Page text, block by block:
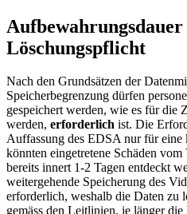
Aufbewahrungsdauer
Löschungspflicht
Nach den Grundsätzen der
Speicherbegrenzung dürfen
gespeichert werden, wie es für die
werden, erforderlich ist. Die
Auffassung des EDSA nur für eine
könnten eingetretene Schäden
bereits innert 1-2 Tagen entdeckt
weitergehende Speicherung des
erforderlich, weshalb die Daten zu
gemäss den Leitlinien, je länger